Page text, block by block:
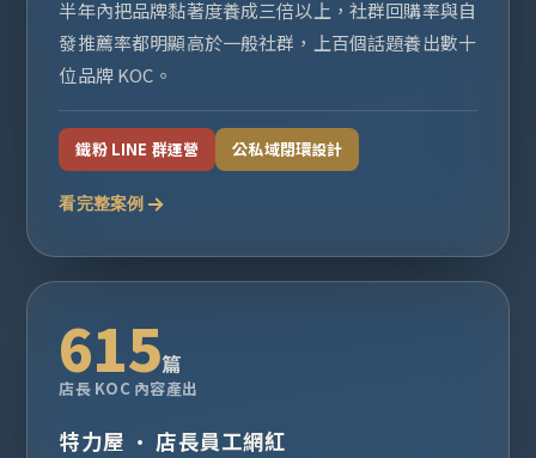
半年內把品牌黏著度養成三倍以上，社群回購率與自
發推薦率都明顯高於一般社群，上百個話題養出數十
位品牌 KOC。
鐵粉 LINE 群運營 公私域閉環設計
看完整案例
615篇
店長 KOC 內容產出
特力屋 · 店長員工網紅